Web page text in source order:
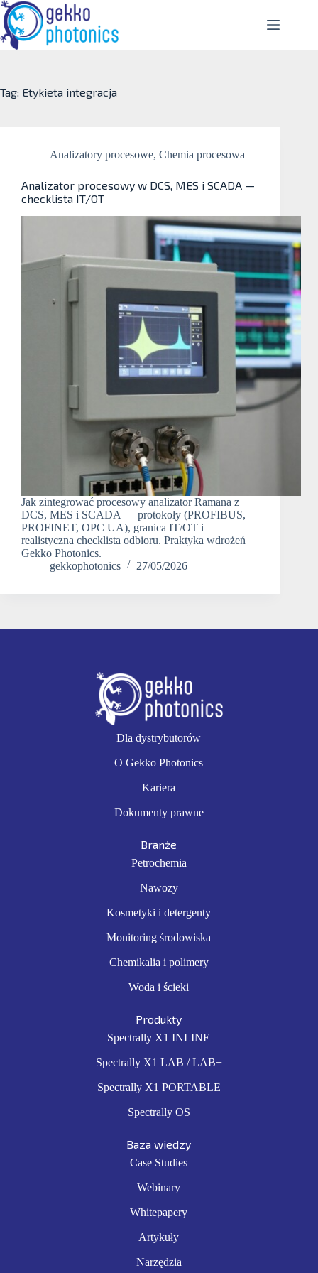
Tag: Etykieta integracja
Analizatory procesowe, Chemia procesowa
Analizator procesowy w DCS, MES i SCADA —
checklista IT/OT
Jak zintegrować procesowy analizator Ramana z
DCS, MES i SCADA — protokoły (PROFIBUS,
PROFINET, OPC UA), granica IT/OT i
realistyczna checklista odbioru. Praktyka wdrożeń
Gekko Photonics.
gekkophotonics
27/05/2026
Dla dystrybutorów
O Gekko Photonics
Kariera
Dokumenty prawne
Branże
Petrochemia
Nawozy
Kosmetyki i detergenty
Monitoring środowiska
Chemikalia i polimery
Woda i ścieki
Produkty
Spectrally X1 INLINE
Spectrally X1 LAB / LAB+
Spectrally X1 PORTABLE
Spectrally OS
Baza wiedzy
Case Studies
Webinary
Whitepapery
Artykuły
Narzędzia